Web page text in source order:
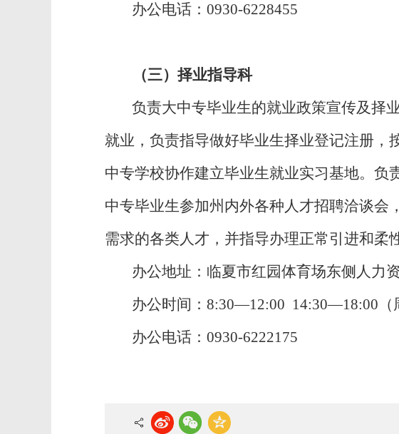
办公电话：0930-6228455
（三）择业指导科
负责大中专毕业生的就业政策宣传及择
就业，负责指导做好毕业生择业登记注册，
中专学校协作建立毕业生就业实习基地。负
中专毕业生参加州内外各种人才招聘洽谈会
需求的各类人才，并指导办理正常引进和柔
办公地址：临夏市红园体育场东侧人力
办公时间：8:30—12:00 14:30—18:00（
办公电话：0930-6222175